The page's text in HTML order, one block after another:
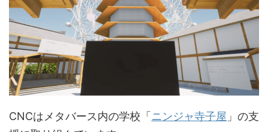
CNCはメタバース内の学校「 ニンジャ寺子屋 」の支